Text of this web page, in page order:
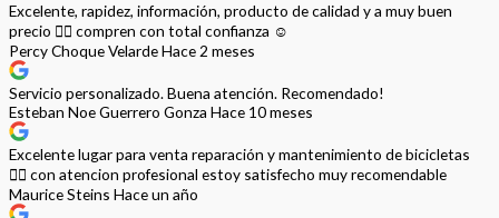
Excelente, rapidez, información, producto de calidad y a muy buen
precio 👌🏻 compren con total confianza ☺️
Percy Choque VelardeHace 2 meses
Servicio personalizado. Buena atención. Recomendado!
Esteban Noe Guerrero Gonza Hace 10 meses
Excelente lugar para venta reparación y mantenimiento de bicicletas
🚵‍♀️ con atencion profesional estoy satisfecho muy recomendable
Maurice Steins Hace un año